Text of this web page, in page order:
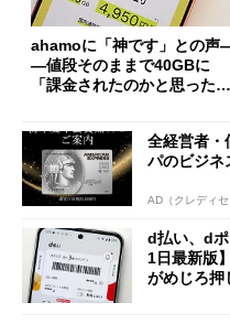
ahamoに「神です」との声
―値段そのままで40GBに
「課金されたのかと思った」
全経営者・
パのビジネ
AD（クレディセ
d払い、d
1日最新版
がめじろ押